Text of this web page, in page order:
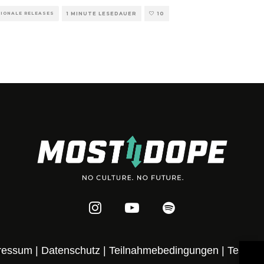
RELEASES 1 MINUTE LESEDAUER 10
Datenschutz| Teilnahmebedingungen Team